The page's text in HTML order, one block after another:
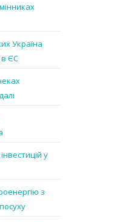
Україна
в ЄС
у
з